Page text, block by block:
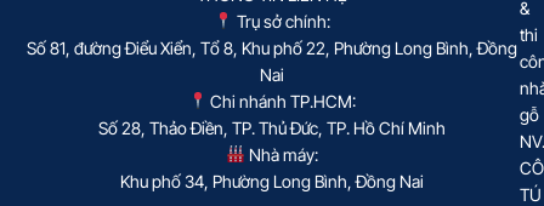
Trụ sở chính:
Số 81, đường Điểu Xiển, Tổ 8, Khu phố 22, Phường Long Bình, Đồng
Nai
Chi nhánh TP.HCM:
Số 28, Thảo Điền, TP. Thủ Đức, TP. Hồ Chí Minh
Nhà máy:
Khu phố 34, Phường Long Bình, Đồng Nai
&
thi
gỗ
NV.
TÚ